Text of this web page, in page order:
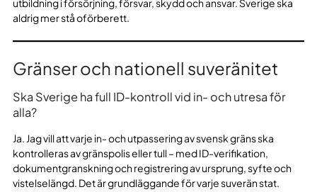
utbildning i försörjning, försvar, skydd och ansvar. Sverige ska
aldrig mer stå oförberett.
Gränser och nationell suveränitet
Ska Sverige ha full ID-kontroll vid in- och utresa för
alla?
Ja. Jag vill att varje in- och utpassering av svensk gräns ska
kontrolleras av gränspolis eller tull – med ID-verifikation,
dokumentgranskning och registrering av ursprung, syfte och
vistelselängd. Det är grundläggande för varje suverän stat.